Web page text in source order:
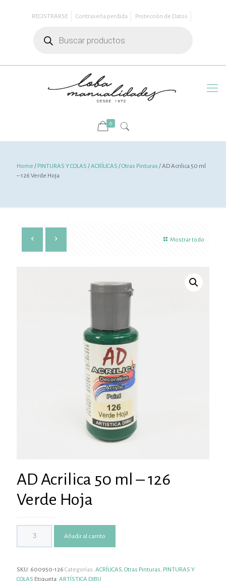
REGISTRARSE Contraseña perdida
Protección de Datos
productos
0
Home / PINTURAS Y COLAS /ACRÍLICAS /Otras Pinturas / AD Acrilica 50 ml
– 126 Verde Hoja
Mostrar todo
AD Acrilica 50 ml – 126
Verde Hoja
Añadir al carrito
SKU: 600950-126 Categorías: ACRÍLICAS, Otras Pinturas, PINTURAS Y
COLAS Etiqueta: ARTÍSTICA DIBU